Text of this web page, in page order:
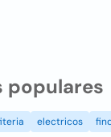
populares
electricos